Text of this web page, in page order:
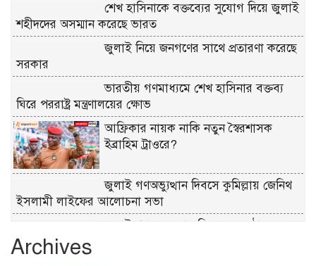
শেখ হাসিনাকে বক্তব্যের সুযোগ দিয়ে জুলাই
শহীদদের অসম্মান করেছে ভারত
জুলাই নিয়ে জনগণের সাথে প্রতারণা করেছে
সরকার
ভারতীয় গণমাধ্যমে শেখ হাসিনার বক্তব্য
ঘিরে পররাষ্ট্র মন্ত্রণালয়ের ক্ষোভ
আফ্রিকার নায়ক নাকি নতুন স্বৈরশাসক
ইব্রাহিম ট্রাওরে?
জুলাই গণঅভ্যুত্থান দিবসে কুমিল্লায় জেনিথ
ইসলামী লাইফের আলোচনা সভা
জুলাই গণ–অভ্যুত্থান দিবসের অনুষ্ঠানে
রাষ্ট্রপতির সামনেই হট্টগোল
Archives